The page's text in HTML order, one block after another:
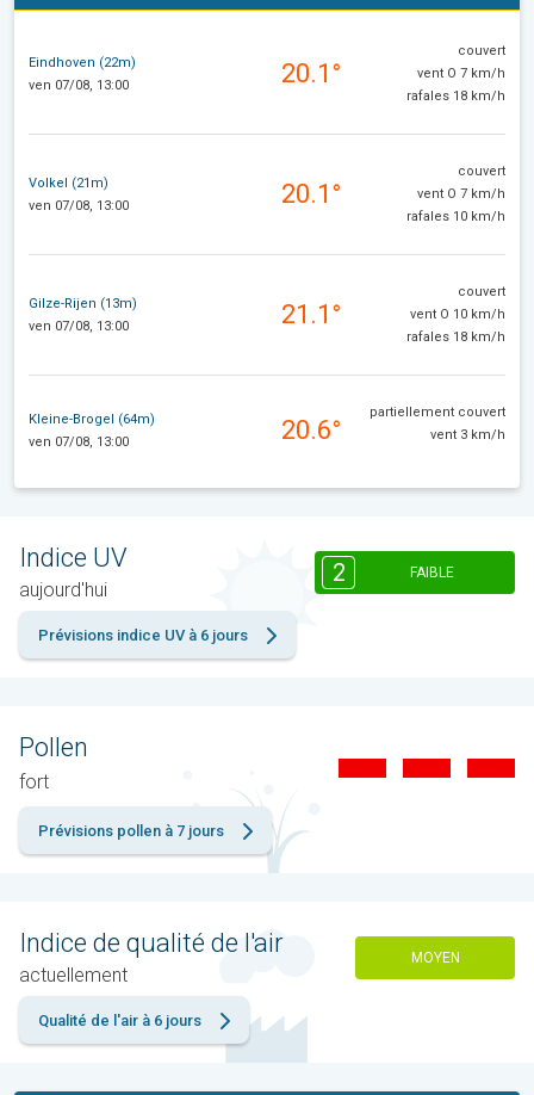
Eindhoven (22m)
ven 07/08, 13:00
20.1°
couvert
vent O 7 km/h
rafales 18 km/h
Volkel (21m)
ven 07/08, 13:00
20.1°
couvert
vent O 7 km/h
rafales 10 km/h
Gilze-Rijen (13m)
ven 07/08, 13:00
21.1°
couvert
vent O 10 km/h
rafales 18 km/h
Kleine-Brogel (64m)
ven 07/08, 13:00
20.6°
partiellement couvert
vent 3 km/h
Indice UV
aujourd'hui
2 FAIBLE
Prévisions indice UV à 6 jours
Pollen
fort
Prévisions pollen à 7 jours
Indice de qualité de l'air
actuellement
MOYEN
Qualité de l'air à 6 jours